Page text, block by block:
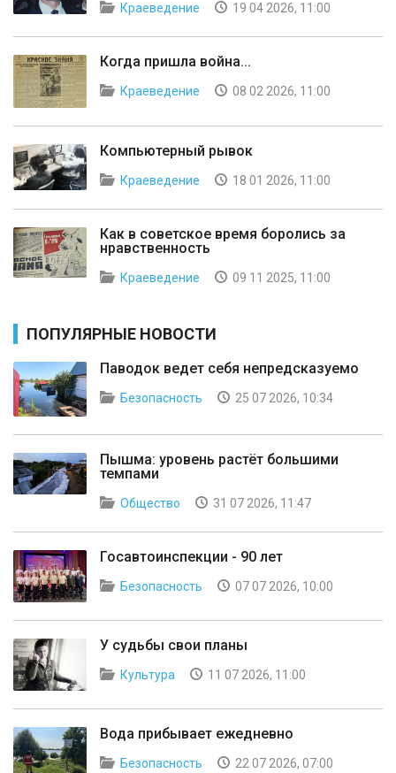
Краеведение 19 04 2026, 11:00
Когда пришла война...
Краеведение 08 02 2026, 11:00
Компьютерный рывок
Краеведение 18 01 2026, 11:00
Как в советское время боролись за
нравственность
Краеведение 09 11 2025, 11:00
ПОПУЛЯРНЫЕ НОВОСТИ
Паводок ведет себя непредсказуемо
Безопасность 25 07 2026, 10:34
Пышма: уровень растёт большими
темпами
Общество 31 07 2026, 11:47
Госавтоинспекции - 90 лет
Безопасность 07 07 2026, 10:00
У судьбы свои планы
Культура 11 07 2026, 11:00
Вода прибывает ежедневно
Безопасность 22 07 2026, 07:00